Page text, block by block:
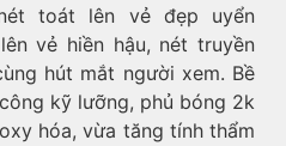
toát lên vẻ đẹp uyển
vẻ hiền hậu, nét truyền
hút mắt người xem. Bề
kỹ lưỡng, phủ bóng 2k
hóa, vừa tăng tính thẩm